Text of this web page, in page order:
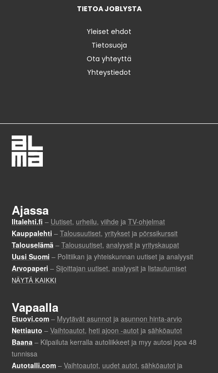
TIETOA JOBLYSTA
Yleiset ehdot
Tietosuoja
Ota yhteyttä
Yhteystiedot